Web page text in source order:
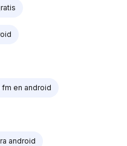
en android
android